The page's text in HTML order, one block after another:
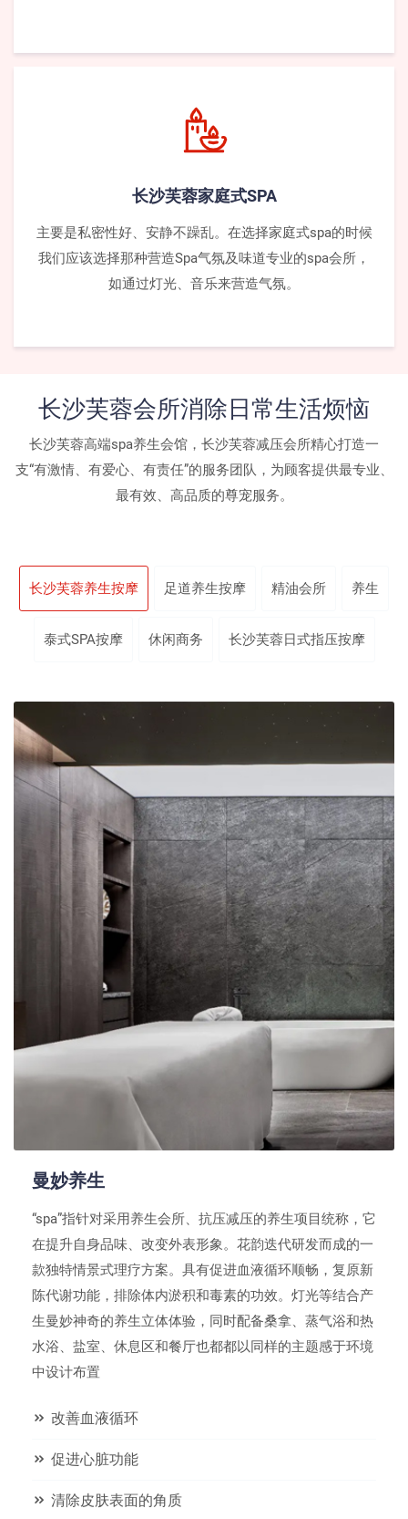
长沙芙蓉家庭式SPA
主要是私密性好、安静不躁乱。在选择家庭式spa的时候
我们应该选择那种营造Spa气氛及味道专业的spa会所，
如通过灯光、音乐来营造气氛。
长沙芙蓉会所消除日常生活烦恼
长沙芙蓉高端spa养生会馆，长沙芙蓉减压会所精心打造一
支“有激情、有爱心、有责任”的服务团队，为顾客提供最专业、
最有效、高品质的尊宠服务。
长沙芙蓉养生按摩 足道养生按摩 精油会所 养生
泰式SPA按摩 休闲商务 长沙芙蓉日式指压按摩
曼妙养生
“spa”指针对采用养生会所、抗压减压的养生项目统称，它
在提升自身品味、改变外表形象。花韵迭代研发而成的一
款独特情景式理疗方案。具有促进血液循环顺畅，复原新
陈代谢功能，排除体内淤积和毒素的功效。灯光等结合产
生曼妙神奇的养生立体体验，同时配备桑拿、蒸气浴和热
水浴、盐室、休息区和餐厅也都都以同样的主题感于环境
中设计布置
改善血液循环
促进心脏功能
清除皮肤表面的角质